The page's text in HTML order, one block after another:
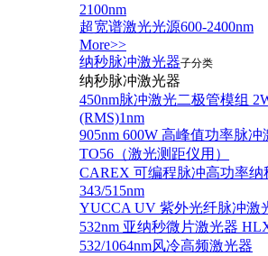
2100nm
超宽谱激光光源600-2400nm
More>>
纳秒脉冲激光器子分类
纳秒脉冲激光器
450nm脉冲激光二极管模组
(RMS)1nm
905nm 600W 高峰值功率脉
TO56（激光测距仪用）
CAREX 可编程脉冲高功率纳
343/515nm
YUCCA UV 紫外光纤脉冲激
532nm 亚纳秒微片激光器
532/1064nm风冷高频激光器